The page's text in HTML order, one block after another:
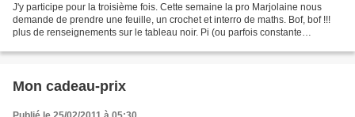
J'y participe pour la troisième fois. Cette semaine la pro Marjolaine nous
demande de prendre une feuille, un crochet et interro de maths. Bof, bof !!!
plus de renseignements sur le tableau noir. Pi (ou parfois constante
Mon cadeau-prix